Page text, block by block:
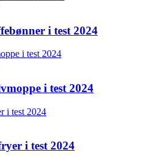
i test 2024
i test 2024
i test 2024